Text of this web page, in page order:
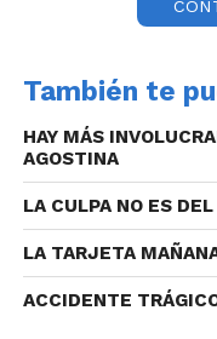
fuerte,
Según informó el
Sísmica (INPRES),
sudoeste de la
sudeste de la
sudeste de la
También te
HAY MÁS
AGOSTINA
LA CULPA NO ES
LA TARJETA
ACCIDENTE